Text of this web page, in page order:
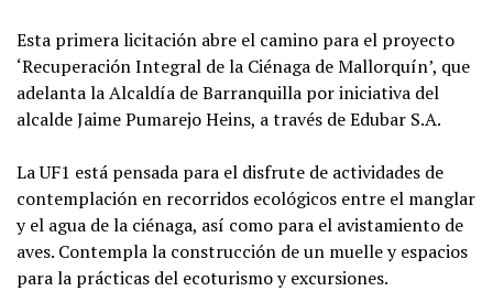
Esta primera licitación abre el camino para el proyecto
‘Recuperación Integral de la Ciénaga de Mallorquín’, que
adelanta la Alcaldía de Barranquilla por iniciativa del
alcalde Jaime Pumarejo Heins, a través de Edubar S.A.
La UF1 está pensada para el disfrute de actividades de
contemplación en recorridos ecológicos entre el manglar
y el agua de la ciénaga, así como para el avistamiento de
aves. Contempla la construcción de un muelle y espacios
para la prácticas del ecoturismo y excursiones.